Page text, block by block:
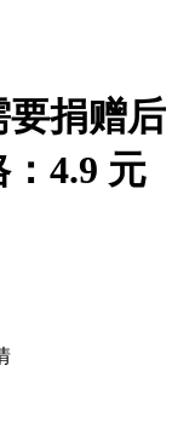
捐赠后
4.9 元